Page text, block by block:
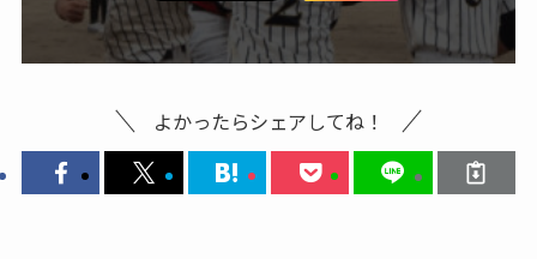
よかったらシェアしてね！